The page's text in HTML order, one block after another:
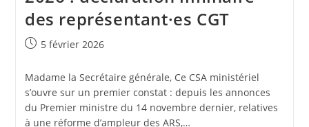
des représentant·es CGT
Publication
5 février 2026
Madame la Secrétaire générale, Ce CSA ministériel
s’ouvre sur un premier constat : depuis les annonces
du Premier ministre du 14 novembre dernier, relatives
à une réforme d’ampleur des ARS,…